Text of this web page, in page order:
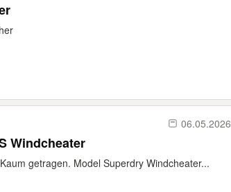
06.05.2026
Windcheater
getragen. Model Superdry Windcheater...